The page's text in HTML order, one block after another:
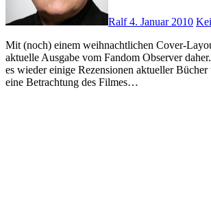
Ralf4. Januar 2010
Mit (noch) einem weihnachtlichen Cover-Layout kommt die
aktuelle Ausgabe vom Fandom Observer
es wieder einige Rezensionen aktueller Bücher
eine Betrachtung des Filmes…